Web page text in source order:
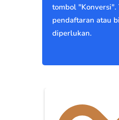
tombol "Konversi".
pendaftaran atau
diperlukan.